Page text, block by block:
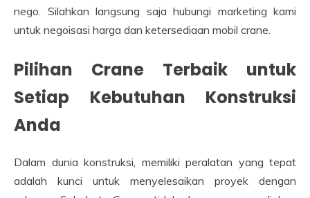
nego. Silahkan langsung saja hubungi marketing kami
untuk negoisasi harga dan ketersediaan mobil crane.
Pilihan Crane Terbaik untuk
Setiap Kebutuhan Konstruksi
Anda
Dalam dunia konstruksi, memiliki peralatan yang tepat
adalah kunci untuk menyelesaikan proyek dengan